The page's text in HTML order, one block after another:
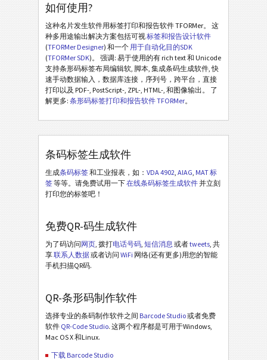
如何使用?
这种名片发生软件用标签打印和报告软件 TFORMer。 这
种多用途输出解决方案包括可视标签和报告设计软件
(TFORMer Designer) 和一个 用于自动化目的SDK
(TFORMer SDK)。 强调: 易于使用的有 rich text 和 Unicode
支持条形码标签布局编辑软, 脚本, 集成条码生成软件, 快
速手动数据输入，数据库连接，序列号，跨平台，直接
打印以及 PDF-, PostScript-, ZPL-, HTML-, 和图像输出。 了
解更多: 条形码标签打印和报告软件 TFORMer。
条码标签生成软件
生成条码标签和工业报表，如： VDA 4902, AIAG, MAT 标
签等等。请免费试用一下在线条码标签生成软件并立刻
打印您的标签吧！
免费QR-码生成软件
为了码访问网页, 拨打电话号码, 短信消息 或者tweets, 共
享联系人数据或者访问 WiFi 网络(还有更多)用您的智能
手机扫描QR码.
QR-条形码制作软件
选择专业的条码制作软件之间 Barcode Studio或者免费
软件 QR-Code Studio. 这两个程序都是可用于Windows,
Mac OS X 和Linux.
下载 Barcode Studio